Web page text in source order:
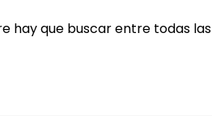
hay que buscar entre todas las